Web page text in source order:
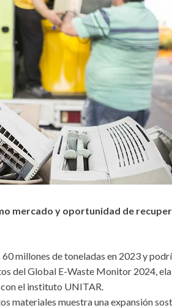
mercado y oportunidad de
millones de toneladas en 2023 y
del Global E-Waste Monitor 2024,
el instituto UNITAR.
materiales muestra una expansión